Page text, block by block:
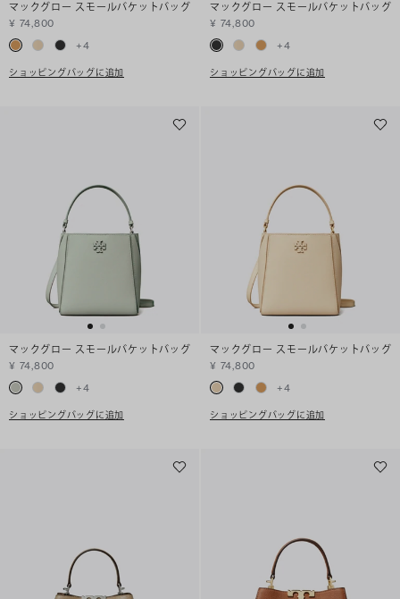
マックグロー スモールバケットバッグ
¥ 74,800
+4
ショッピングバッグに追加
マックグロー スモールバケットバッグ
¥ 74,800
+4
ショッピングバッグに追加
マックグロー スモールバケットバッグ
¥ 74,800
+4
ショッピングバッグに追加
マックグロー スモールバケットバッグ
¥ 74,800
+4
ショッピングバッグに追加